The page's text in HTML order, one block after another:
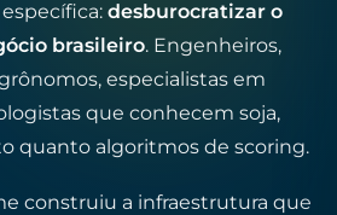
desburocratizar o
brasileiro. Engenheiros,
especialistas em
que conhecem soja,
quanto algoritmos de scoring.
construiu a infraestrutura que